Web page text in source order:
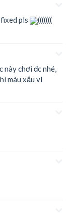
pls
(((((((
này chơi đc nhé,
màu xấu vl